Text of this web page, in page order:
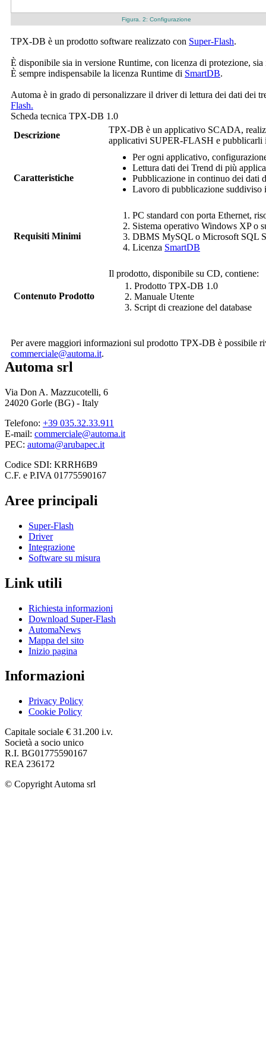
Figura. 2: Configurazione
TPX-DB è un prodotto software realizzato con Super-Flash.
È disponibile sia in versione Runtime, con licenza di protezione,
È sempre indispensabile la licenza Runtime di SmartDB.
Automa è in grado di personalizzare il driver di lettura dei dati dei
Flash.
Scheda tecnica TPX-DB 1.0
Descrizione
TPX-DB è un applicativo SCADA,
applicativi SUPER-FLASH e pubblicarli
Caratteristiche
Per ogni applicativo,
Lettura dati dei Trend di più
Pubblicazione in continuo dei dati
Lavoro di pubblicazione suddiviso
Requisiti Minimi
PC standard con porta Ethernet,
Sistema operativo Windows XP o
DBMS MySQL o Microsoft SQL
Licenza SmartDB
Contenuto Prodotto
Il prodotto, disponibile su CD, contiene:
Prodotto TPX-DB 1.0
Manuale Utente
Script di creazione del database
Per avere maggiori informazioni sul prodotto TPX-DB è possibile
commerciale@automa.it.
Automa srl
Via Don A. Mazzucotelli, 6
24020 Gorle (BG) - Italy
Telefono: +39 035.32.33.911
E-mail: commerciale@automa.it
PEC: automa@arubapec.it
Codice SDI: KRRH6B9
C.F. e P.IVA 01775590167
Aree principali
Super-Flash
Driver
Integrazione
Software su misura
Link utili
Richiesta informazioni
Download Super-Flash
AutomaNews
Mappa del sito
Inizio pagina
Informazioni
Privacy Policy
Cookie Policy
Capitale sociale € 31.200 i.v.
Società a socio unico
R.I. BG01775590167
REA 236172
© Copyright Automa srl